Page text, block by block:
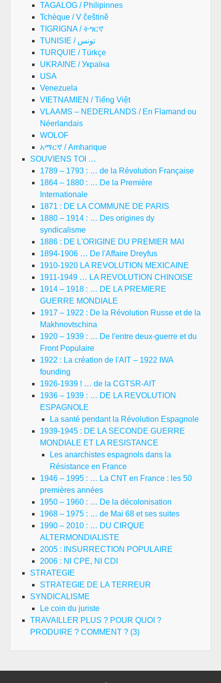
TAGALOG / Philipinnes
Tchèque / V češtině
TIGRIGNA / ትግርኛ
TUNISIE / تونس
TURQUIE / Türkçe
UKRAINE / Україна
USA
Venezuela
VIETNAMIEN / Tiếng Việt
VLAAMS – NEDERLANDS / En Flamand ou
Néerlandais
WOLOF
አማርኛ / Amharique
SOUVIENS TOI …
1789 – 1793 : … de la Révolution Française
1864 – 1880 : … De la Première
Internationale
1871 : DE LA COMMUNE DE PARIS
1880 – 1914 : … Des origines dy
syndicalisme
1886 : DE L'ORIGINE DU PREMIER MAI
1894-1906 … De l'Affaire Dreyfus
1910-1920 LA REVOLUTION MEXICAINE
1911-1949 … LA REVOLUTION CHINOISE
1914 – 1918 : … DE LA PREMIERE
GUERRE MONDIALE
1917 – 1922 : De la Révolution Russe et de la
Makhnovtschina
1920 – 1939 : … De l'entre deux-guerre et du
Front Populaire
1922 : La création de l'AIT – 1922 IWA
founding
1926-1939 ! … de la CGTSR-AIT
1936 – 1939 : … DE LA REVOLUTION
ESPAGNOLE
La santé pendant la Révolution Espagnole
1939-1945 : DE LA SECONDE GUERRE
MONDIALE ET LA RESISTANCE
Les anarchistes espagnols dans la
Résistance en France
1946 – 1995 : … La CNT en France : les 50
premières années
1950 – 1960 : … De la décolonisation
1968 – 1975 : … de Mai 68 et ses suites
1990 – 2010 : … DU CIRQUE
ALTERMONDIALISTE
2005 : INSURRECTION POPULAIRE
2006 : NI CPE, NI CDI
STRATEGIE
STRATEGIE DE LA TERREUR
SYNDICALISME
Le coin du juriste
TRAVAILLER PLUS ? POUR QUOI ?
PRODUIRE ? COMMENT ? (3)